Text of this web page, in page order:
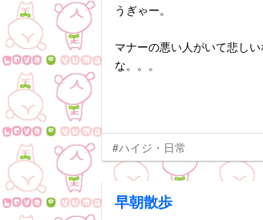
うぎゃー。
マナーの悪い人がいて悲し
な。。。
#ハイジ・日常
早朝散歩